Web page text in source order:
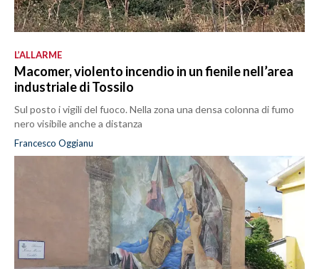
L’ALLARME
Macomer, violento incendio in un fienile nell’area
industriale di Tossilo
Sul posto i vigili del fuoco. Nella zona una densa colonna di fumo
nero visibile anche a distanza
Francesco Oggianu